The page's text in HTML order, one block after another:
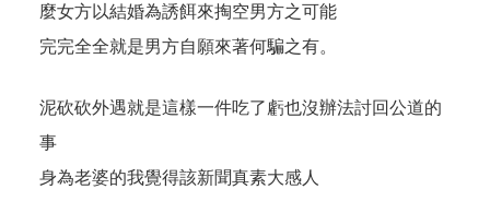
麼女方以結婚為誘餌來掏空男方之可能
完完全全就是男方自願來著何騙之有。
泥砍砍外遇就是這樣一件吃了虧也沒辦法討回公道的
事
身為老婆的我覺得該新聞真素大感人